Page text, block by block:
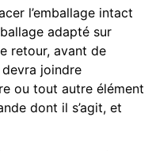
l’emballage intact
adapté sur
retour, avant de
devra joindre
ou tout autre élément
dont il s’agit, et